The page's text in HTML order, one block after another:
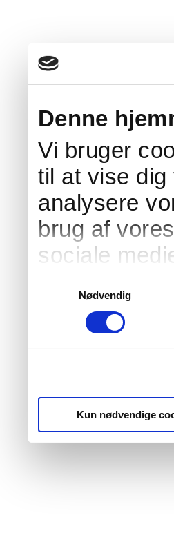
Denne
Vi bruger
til at vise dig
analysere
brug af
sociale
fra din brug
Nødvendig
Kun nødvendige